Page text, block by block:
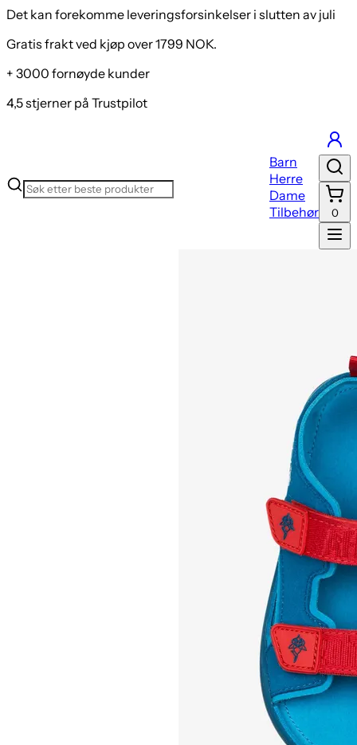
Det kan forekomme leveringsforsinkelser i slutten av juli
Gratis frakt ved kjøp over 1799 NOK.
+ 3000 fornøyde kunder
4,5 stjerner på Trustpilot
Barn
Herre
Dame
Tilbehør
0